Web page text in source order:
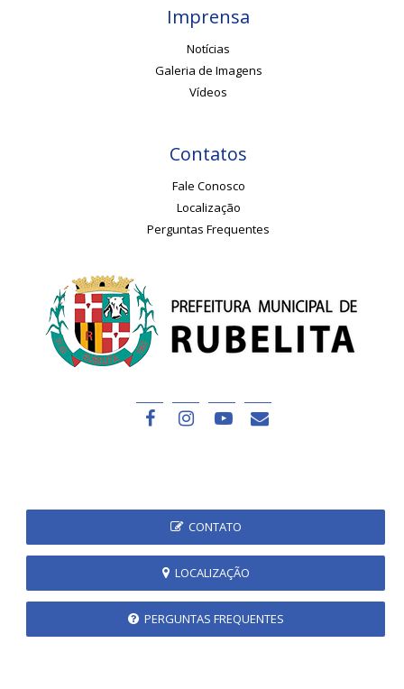
Imprensa
Notícias
Galeria de Imagens
Vídeos
Contatos
Fale Conosco
Localização
Perguntas Frequentes
CONTATO
LOCALIZAÇÃO
PERGUNTAS FREQUENTES